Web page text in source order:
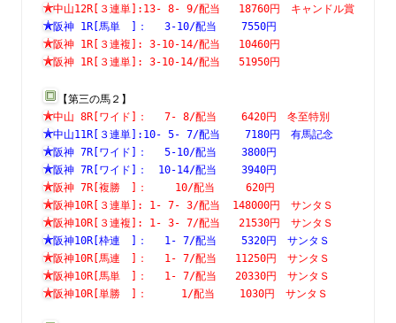
中山12R[３連単]:13- 8- 9/配当   18760円　キャンドル賞
阪神 1R[馬単　]：　 3-10/配当    7550円
阪神 1R[３連複]: 3-10-14/配当   10460円
阪神 1R[３連単]: 3-10-14/配当   51950円
【第三の馬２】
中山 8R[ワイド]：　 7- 8/配当    6420円　冬至特別
中山11R[３連単]:10- 5- 7/配当    7180円　有馬記念
阪神 7R[ワイド]：　 5-10/配当    3800円
阪神 7R[ワイド]：　10-14/配当    3940円
阪神 7R[複勝　]：　　 10/配当     620円
阪神10R[３連単]: 1- 7- 3/配当  148000円　サンタＳ
阪神10R[３連複]: 1- 3- 7/配当   21530円　サンタＳ
阪神10R[枠連　]：　 1- 7/配当    5320円　サンタＳ
阪神10R[馬連　]：　 1- 7/配当   11250円　サンタＳ
阪神10R[馬単　]：　 1- 7/配当   20330円　サンタＳ
阪神10R[単勝　]：　　  1/配当    1030円　サンタＳ